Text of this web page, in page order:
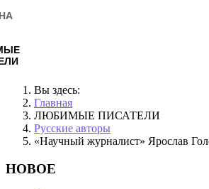
Вы здесь:
Главная
ЛЮБИМЫЕ ПИСАТЕЛИ
Русские авторы
«Научный журналист» Ярослав
НОВОЕ